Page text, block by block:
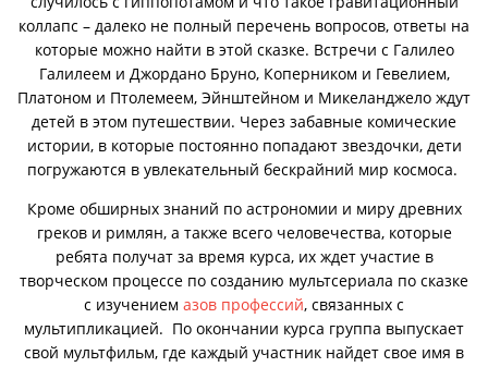
коллапс – далеко не полный перечень вопросов, ответы на
которые можно найти в этой сказке. Встречи с Галилео
Галилеем и Джордано Бруно, Коперником и Гевелием,
Платоном и Птолемеем, Эйнштейном и Микеланджело ждут
детей в этом путешествии. Через забавные комические
истории, в которые постоянно попадают звездочки, дети
погружаются в увлекательный бескрайний мир космоса.
Кроме обширных знаний по астрономии и миру древних
греков и римлян, а также всего человечества, которые
ребята получат за время курса, их ждет участие в
творческом процессе по созданию мультсериала по сказке
с изучением азов профессий, связанных с
мультипликацией. По окончании курса группа выпускает
свой мультфильм, где каждый участник найдет свое имя в